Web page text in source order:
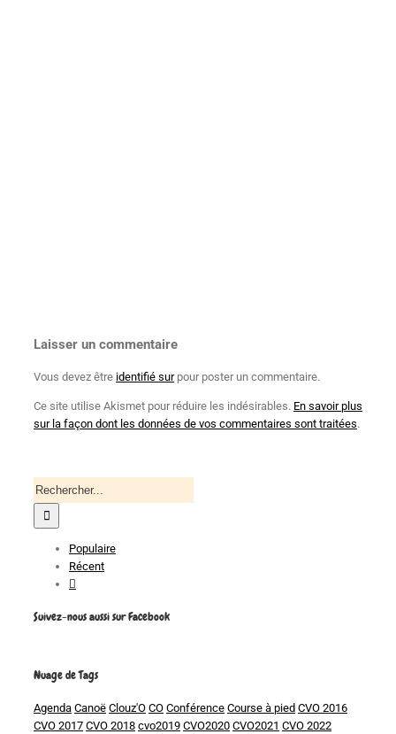
Laisser un commentaire
Vous devez être identifié surpour poster un commentaire.
Ce site utilise Akismet pour réduire les indésirables. En savoir plus
sur la façon dont les données de vos commentaires sont traitées.
Recherche
pour
Populaire
Récent
Suivez-nous aussi sur Facebook
Nuage de Tags
Agenda Canoë Clouz'O CO Conférence Course à pied CVO 2016
CVO 2017 CVO 2018 cvo2019 CVO2020 CVO2021 CVO 2022